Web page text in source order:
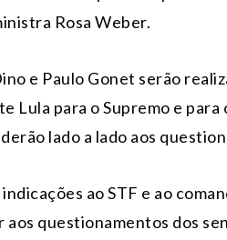
Rosa Weber.
e Paulo Gonet serão
Lula para o Supremo e
lado a lado aos
ao STF e ao
questionamentos dos